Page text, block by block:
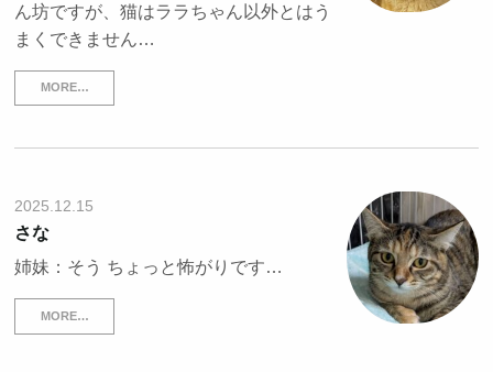
ん坊ですが、猫はララちゃん以外とはう
まくできません…
MORE…
2025.12.15
さな
姉妹：そう ちょっと怖がりです…
MORE…